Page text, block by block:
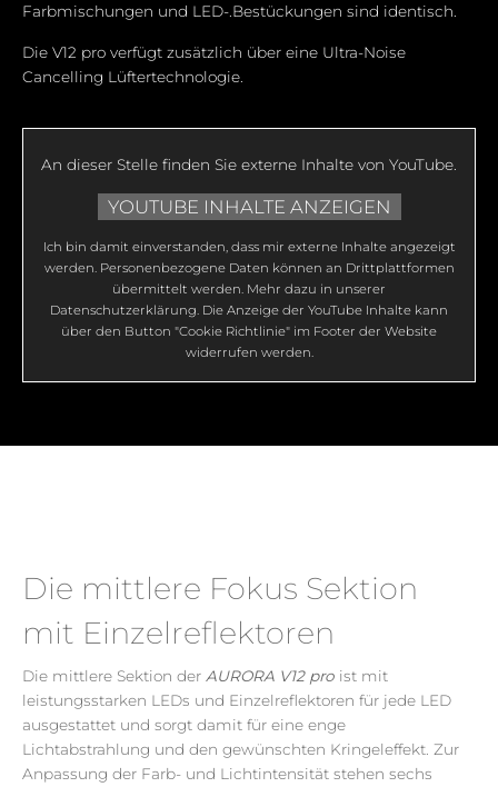
Farbmischungen und LED-.Bestückungen sind identisch.
Die V12 pro verfügt zusätzlich über eine Ultra-Noise
Cancelling Lüftertechnologie.
An dieser Stelle finden Sie externe Inhalte von YouTube.
YOUTUBE INHALTE ANZEIGEN
Ich bin damit einverstanden, dass mir externe Inhalte angezeigt
werden. Personenbezogene Daten können an Drittplattformen
übermittelt werden. Mehr dazu in unserer
Datenschutzerklärung. Die Anzeige der YouTube Inhalte kann
über den Button "Cookie Richtlinie" im Footer der Website
widerrufen werden.
Die mittlere Fokus Sektion
mit Einzelreflektoren
Die mittlere Sektion der AURORA V12 pro ist mit
leistungsstarken LEDs und Einzelreflektoren für jede LED
ausgestattet und sorgt damit für eine enge
Lichtabstrahlung und den gewünschten Kringeleffekt. Zur
Anpassung der Farb- und Lichtintensität stehen sechs